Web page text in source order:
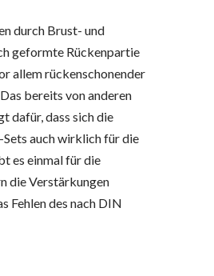
durch Brust- und
geformte Rückenpartie
allem rückenschonender
bereits von anderen
dafür, dass sich die
auch wirklich für die
es einmal für die
die Verstärkungen
Fehlen des nach DIN